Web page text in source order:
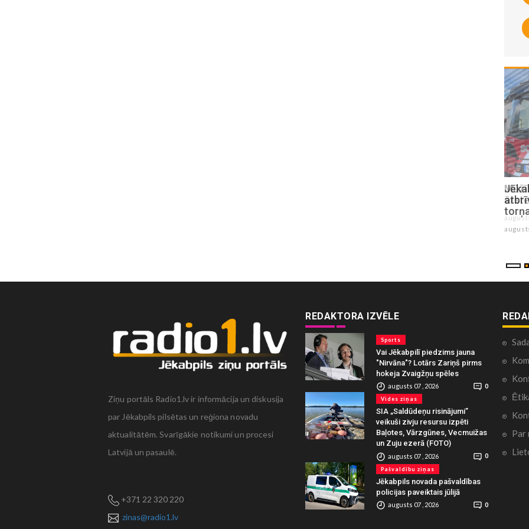
Ziņu portāls Radio1.lv ir informācija un diskusija
par Jēkabpils pilsētas un reģiona novadu
aktualitātēm. Svarīgākie notikumi un procesi
Latvijā un pasaulē.
+371 22 320 220
zinas@radio1.lv
REDAKTORA IZVĒLE
Sports
Vai Jēkabpilī piedzims jauna
"Nirvāna"? Lotārs Zariņš pirms
hokeja Zvaigžņu spēles
augusts 07 , 2026 0
Vides ziņas
SIA „Saldūdeņu risinājumi”
veikuši zivju resursu izpēti
Baļotes, Vārzgūnes, Vecmuižas
un Zuju ezerā (FOTO)
augusts 07 , 2026 0
Pašvaldību ziņas
Jēkabpils novada pašvaldības
policijas paveiktais jūlijā
augusts 07 , 2026 0
Par